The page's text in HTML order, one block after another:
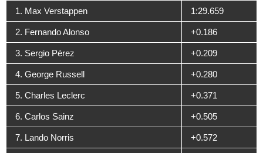
1. Max Verstappen 1:29.659
2. Fernando Alonso +0.186
3. Sergio Pérez +0.209
4. George Russell +0.280
5. Charles Leclerc +0.371
6. Carlos Sainz +0.505
7. Lando Norris +0.572